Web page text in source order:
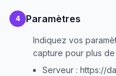
4 Paramètres
Indiquez vos
capture pour plus de
Serveur : https://